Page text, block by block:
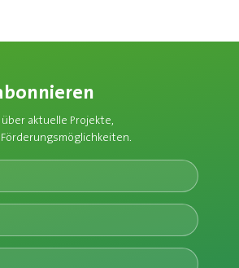
aktuelle Projekte,